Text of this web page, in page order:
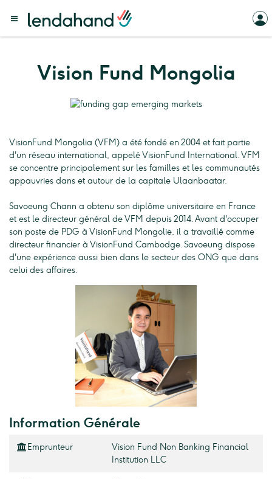
Vision Fund Mongolia
VisionFund Mongolia (VFM) a été fondé en 2004 et fait partie
d'un réseau international, appelé VisionFund International. VFM
se concentre principalement sur les familles et les communautés
appauvries dans et autour de la capitale Ulaanbaatar.
Savoeung Chann a obtenu son diplôme universitaire en France
et est le directeur général de VFM depuis 2014. Avant d'occuper
son poste de PDG à VisionFund Mongolie, il a travaillé comme
directeur financier à VisionFund Cambodge. Savoeung dispose
d'une expérience aussi bien dans le secteur des ONG que dans
celui des affaires.
Information Générale
Emprunteur
Vision Fund Non Banking Financial
Institution LLC